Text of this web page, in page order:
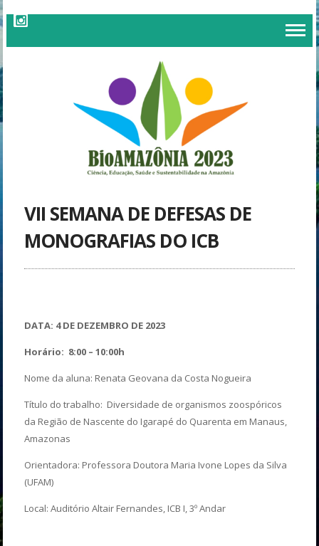
VII SEMANA DE DEFESAS DE
MONOGRAFIAS DO ICB
DATA: 4 DE DEZEMBRO DE 2023
Horário: 8:00 – 10:00h
Nome da aluna: Renata Geovana da Costa Nogueira
Título do trabalho: Diversidade de organismos zoospóricos
da Região de Nascente do Igarapé do Quarenta em Manaus,
Amazonas
Orientadora: Professora Doutora Maria Ivone Lopes da Silva
(UFAM)
Local: Auditório Altair Fernandes, ICB I, 3º Andar